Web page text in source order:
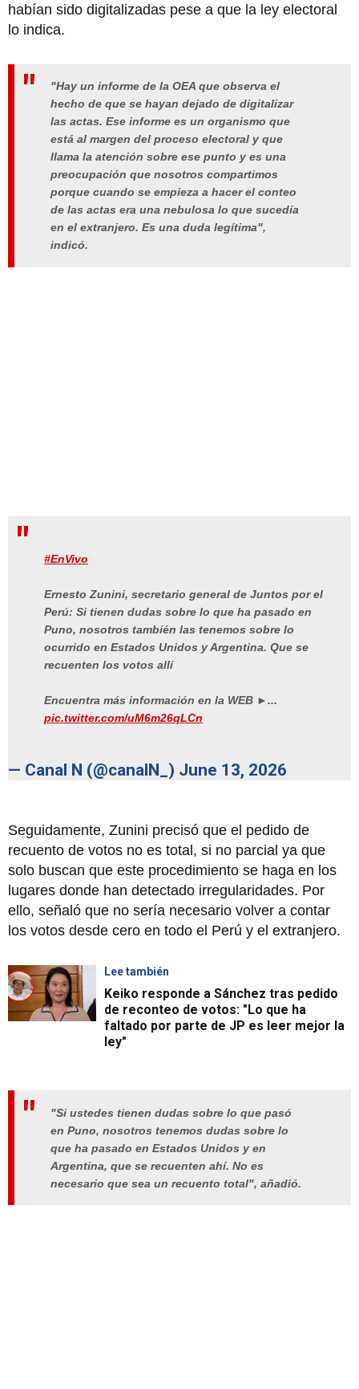
habían sido digitalizadas pese a que la ley electoral
lo indica.
"Hay un informe de la OEA que observa el
hecho de que se hayan dejado de digitalizar
las actas. Ese informe es un organismo que
está al margen del proceso electoral y que
llama la atención sobre ese punto y es una
preocupación que nosotros compartimos
porque cuando se empieza a hacer el conteo
de las actas era una nebulosa lo que sucedía
en el extranjero. Es una duda legítima",
indicó.
#EnVivo
Ernesto Zunini, secretario general de Juntos por el
Perú: Si tienen dudas sobre lo que ha pasado en
Puno, nosotros también las tenemos sobre lo
ocurrido en Estados Unidos y Argentina. Que se
recuenten los votos allí
Encuentra más información en la WEB ►...
pic.twitter.com/uM6m26qLCn
— Canal N (@canalN_) June 13, 2026
Seguidamente, Zunini precisó que el pedido de
recuento de votos no es total, si no parcial ya que
solo buscan que este procedimiento se haga en los
lugares donde han detectado irregularidades. Por
ello, señaló que no sería necesario volver a contar
los votos desde cero en todo el Perú y el extranjero.
Lee también
Keiko responde a Sánchez tras pedido
de reconteo de votos: "Lo que ha
faltado por parte de JP es leer mejor la
ley"
"Si ustedes tienen dudas sobre lo que pasó
en Puno, nosotros tenemos dudas sobre lo
que ha pasado en Estados Unidos y en
Argentina, que se recuenten ahí. No es
necesario que sea un recuento total", añadió.